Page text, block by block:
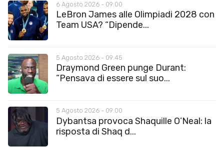
6 Agosto 2026 - 09:00
LeBron James alle Olimpiadi 2028 con
Team USA? “Dipende...
5 Agosto 2026 - 09:45
Draymond Green punge Durant:
“Pensava di essere sul suo...
5 Agosto 2026 - 09:00
Dybantsa provoca Shaquille O’Neal: la
risposta di Shaq d...